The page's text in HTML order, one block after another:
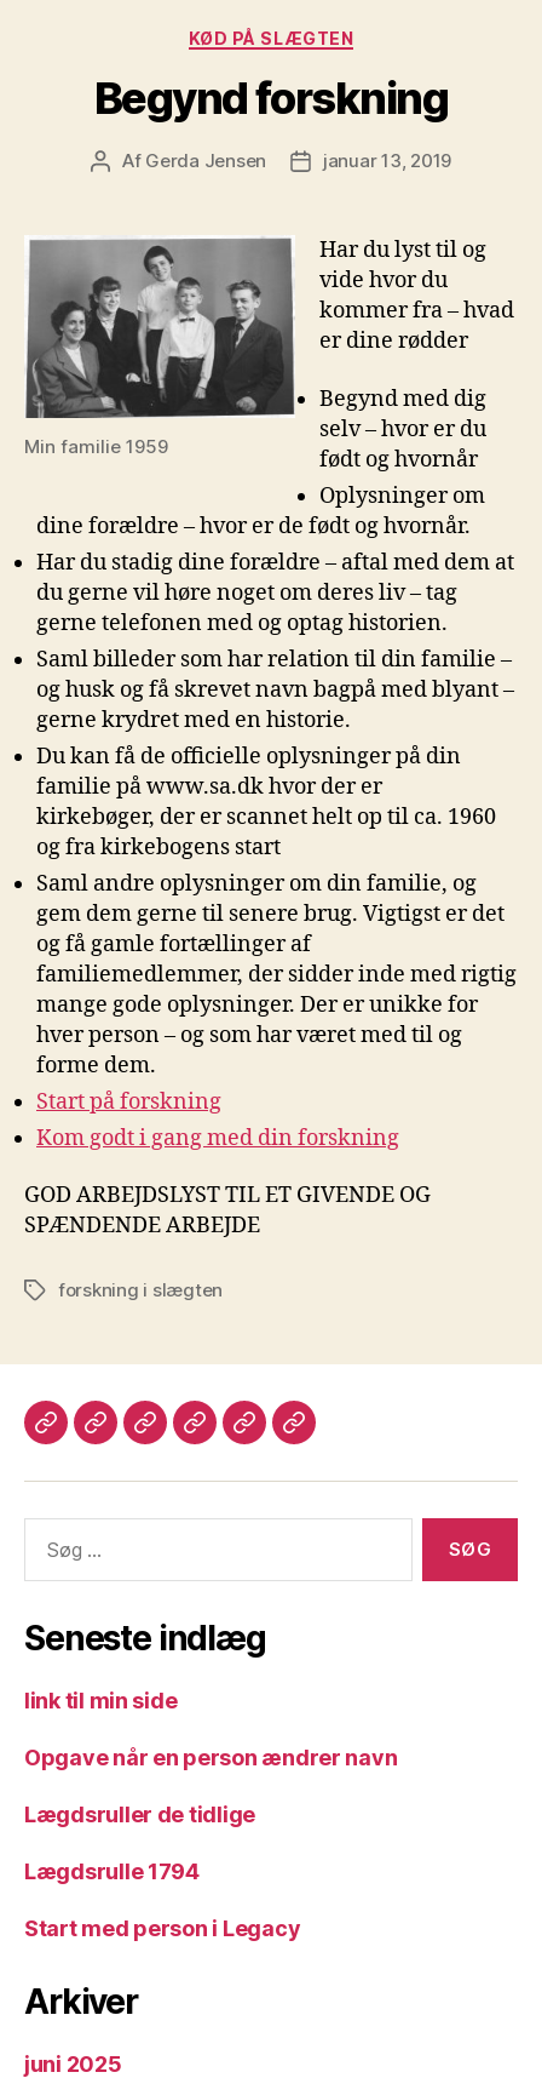
Kategorier
KØD PÅ SLÆGTEN
Begynd forskning
Indlægsforfatter
Af Gerda Jensen Indlægsdato
januar 13, 2019
Min familie 1959
Har du lyst til og
vide hvor du
kommer fra – hvad
er dine rødder
Begynd med dig
selv – hvor er du
født og hvornår
Oplysninger om
dine forældre – hvor er de født og hvornår.
Har du stadig dine forældre – aftal med dem at
du gerne vil høre noget om deres liv – tag
gerne telefonen med og optag historien.
Saml billeder som har relation til din familie –
og husk og få skrevet navn bagpå med blyant –
gerne krydret med en historie.
Du kan få de officielle oplysninger på din
familie på www.sa.dk hvor der er
kirkebøger, der er scannet helt op til ca. 1960
og fra kirkebogens start
Saml andre oplysninger om din familie, og
gem dem gerne til senere brug. Vigtigst er det
og få gamle fortællinger af
familiemedlemmer, der sidder inde med rigtig
mange gode oplysninger. Der er unikke for
hver person – og som har været med til og
forme dem.
Start på forskning
Kom godt i gang med din forskning
GOD ARBEJDSLYST TIL ET GIVENDE OG
SPÆNDENDE ARBEJDE
Tagsforskning i slægten
Velkommen
Lægdsruller
Programmer
LoginKontaktLegacy
efter:
Seneste indlæg
link til min side
Opgave når en person ændrer navn
Lægdsruller de tidlige
Lægdsrulle 1794
Start med person i Legacy
Arkiver
juni 2025